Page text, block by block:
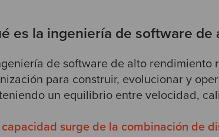
es la ingeniería de software
de software de alto rendimiento
para construir, evolucionar y
un equilibrio entre velocidad,
capacidad surge de la combinación de